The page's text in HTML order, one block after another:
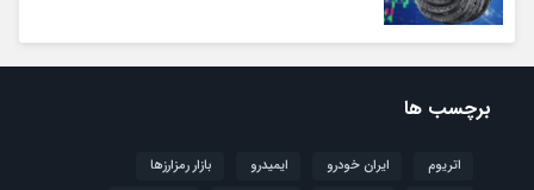
برچسب ها
اتریوم ایران خودرو ایمیدرو
بازار رمزارزها